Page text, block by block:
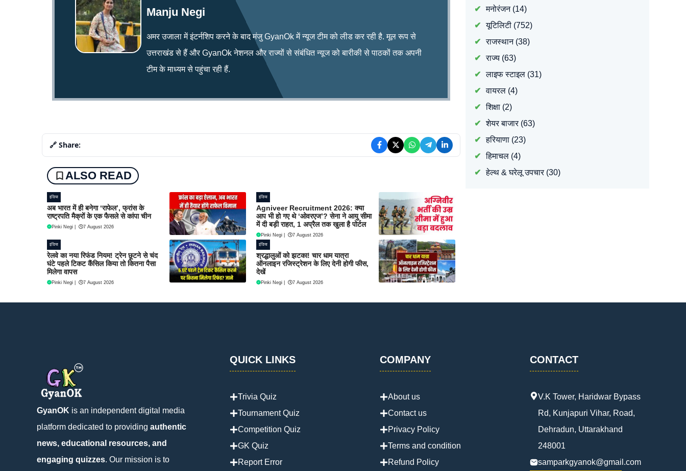
Manju Negi
अमर उजाला में इंटर्नशिप करने के बाद मंजु GyanOk में न्यूज टीम को लीड कर रही है. मूल रूप से
उत्तराखंड से हैं और GyanOk नेशनल और राज्यों से संबंधित न्यूज को बारीकी से पाठकों तक अपनी
टीम के माध्यम से पहुंचा रही हैं.
🔗 Share:
ALSO READ
इंडिया
अब भारत में ही बनेगा ‘राफेल’, फ्रांस के
राष्ट्रपति मैक्रों के एक फैसले से कांपा चीन
Pinki Negi 7 August 2026
इंडिया
Agniveer Recruitment 2026: क्या
आप भी हो गए थे ‘ओवरएज’? सेना ने आयु सीमा
में दी बड़ी राहत, 1 अप्रैल तक खुला है पोर्टल
Pinki Negi 7 August 2026
इंडिया
रेलवे का नया रिफंड नियम! ट्रेन छूटने से चंद
घंटे पहले टिकट कैंसिल किया तो कितना पैसा
मिलेगा वापस
Pinki Negi 7 August 2026
इंडिया
श्रद्धालुओं को झटका! चार धाम यात्रा
ऑनलाइन रजिस्ट्रेशन के लिए देनी होगी फीस,
देखें
Pinki Negi 7 August 2026
मनोरंजन(14)
यूटिलिटी(752)
राजस्थान(38)
राज्य(63)
लाइफ स्टाइल(31)
वायरल(4)
शिक्षा(2)
शेयर बाजार(63)
हरियाणा(23)
हिमाचल(4)
हेल्थ & घरेलू उपचार(30)
GyanOK is an independent digital media
platform dedicated to providing authentic
news, educational resources, and
engaging quizzes. Our mission is to
QUICK LINKS
Trivia Quiz
Tournament Quiz
Competition Quiz
GK Quiz
Report Error
COMPANY
About us
Contact us
Privacy Policy
Terms and condition
Refund Policy
CONTACT
V.K Tower, Haridwar Bypass
Rd, Kunjapuri Vihar, Road,
Dehradun, Uttarakhand
248001
samparkgyanok@gmail.com